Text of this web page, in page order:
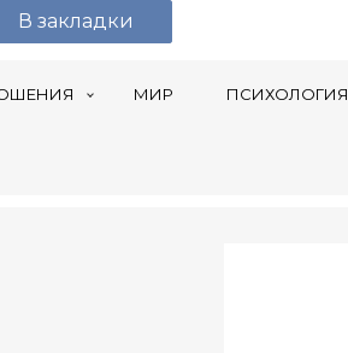
МИР ПСИХОЛОГИЯ
В закладки